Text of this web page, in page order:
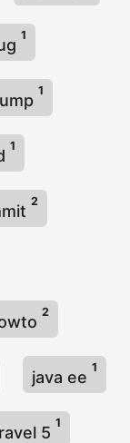
1
1
1
2
2
java ee
1
5
1